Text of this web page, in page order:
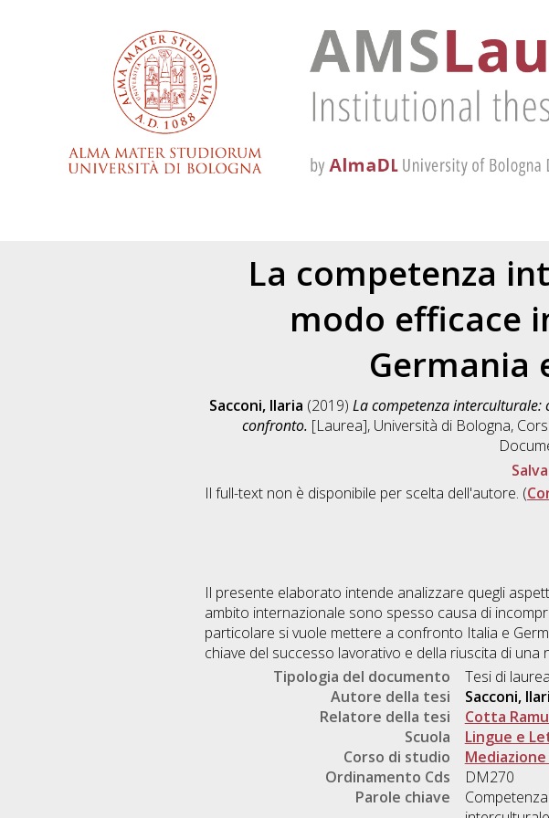
La competenza
modo efficace
Germania
Sacconi, Ilaria (2019) La competenza
confronto. [Laurea], Università di Bologna,
Il full-text non è disponibile per scelta dell'autore. (
Il presente elaborato intende analizzare quegli
ambito internazionale sono spesso causa di
particolare si vuole mettere a confronto Italia e
chiave del successo lavorativo e della riuscita di
Tipologia del documento
Tesi di
Autore della tesi
Sacconi,
Relatore della tesi
Cotta
Scuola
Lingue e
Corso di studio
Ordinamento Cds
DM270
Parole chiave